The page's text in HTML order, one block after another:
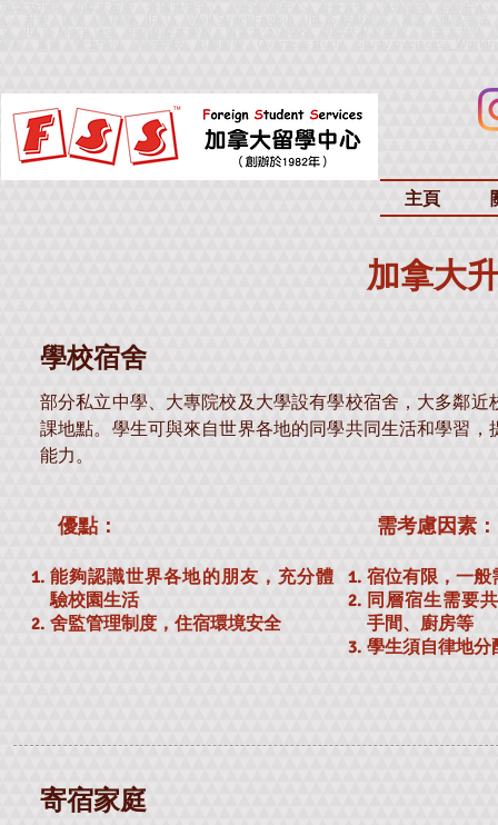
主頁
加拿大
學校宿舍
部分私立中學、大專院校及大學設有學校宿舍，大多鄰近
課地點。學生可與來自世界各地的同學共同生活和學習，
能力。
優點：
能夠認識世界各地的朋友，充分體
驗校園生活
​舍監管理制度，住宿環境安全
需考慮因素：
宿位有限，一般
同層宿生需要
手間、廚房等
學生須自律地分
寄宿家庭